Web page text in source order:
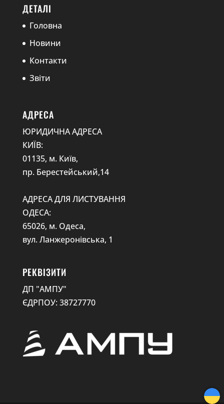
ДЕТАЛІ
Головна
Новини
Контакти
Звіти
АДРЕСА
ЮРИДИЧНА АДРЕСА
КИЇВ:
01135, м. Київ,
пр. Берестейський,14
АДРЕСА ДЛЯ ЛИСТУВАННЯ
ОДЕСА:
65026, м. Одеса,
вул. Ланжеронівська, 1
РЕКВІЗИТИ
ДП "АМПУ"
ЄДРПОУ: 38727770